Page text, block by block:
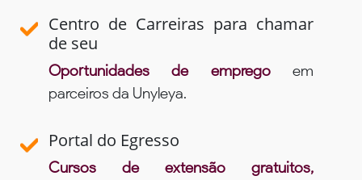
Centro de Carreiras para chamar
de seu
Oportunidades de empregoem
parceiros da Unyleya.
Portal do Egresso
Cursos de extensão gratuitos,